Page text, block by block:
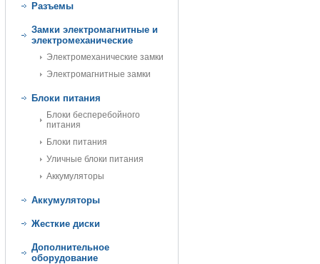
Разъемы
Замки электромагнитные и
электромеханические
Электромеханические замки
Электромагнитные замки
Блоки питания
Блоки бесперебойного
питания
Блоки питания
Уличные блоки питания
Аккумуляторы
Аккумуляторы
Жесткие диски
Дополнительное
оборудование